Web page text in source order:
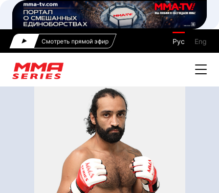
Смотреть прямой эфир Рус Eng